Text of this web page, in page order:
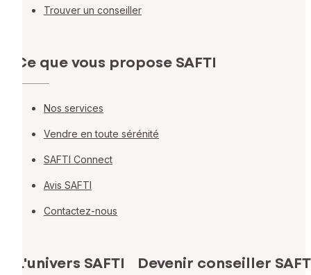
Trouver un conseiller
Ce que vous propose SAFTI
Nos services
Vendre en toute sérénité
SAFTI Connect
Avis SAFTI
Contactez-nous
L'univers SAFTI Devenir conseiller